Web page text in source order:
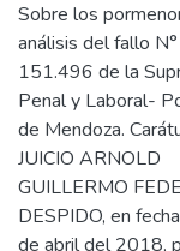
Sobre los
análisis del fallo N°
151.496 de la
Penal y Laboral-
de Mendoza.
JUICIO ARNOLD
GUILLERMO
DESPIDO, en
de abril del 2018,